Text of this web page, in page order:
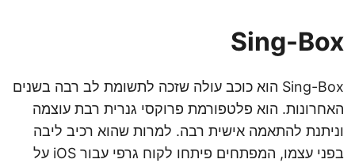
Sing-Box
Sing-Box הוא כוכב עולה שזכה לתשומת לב רבה בשנים
האחרונות. הוא פלטפורמת פרוקסי גנרית רבת עוצמה
וניתנת להתאמה אישית רבה. למרות שהוא רכיב ליבה
בפני עצמו, המפתחים פיתחו לקוח גרפי עבור iOS על